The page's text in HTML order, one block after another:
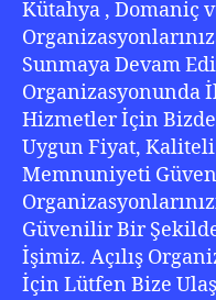
Kütahya , Domaniç
Sunmaya Devam
Organizasyonunda
Hizmetler İçin
Uygun Fiyat,
Memnuniyeti
Güvenilir Bir
İşimiz. Açılış
İçin Lütfen Bize